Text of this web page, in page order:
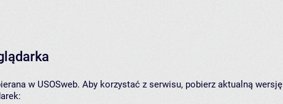
w USOSweb. Aby korzystać z serwisu, pobierz aktualną wersję